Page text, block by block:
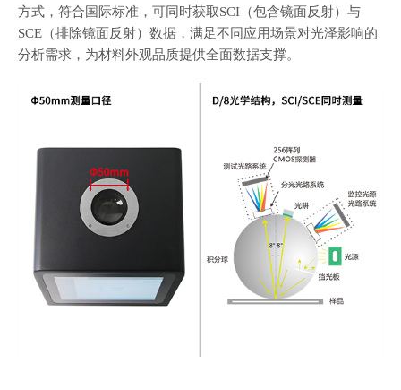
方式，符合国际标准，可同时获取SCI（包含镜面反射）与
SCE（排除镜面反射）数据，满足不同应用场景对光泽影响的
分析需求，为材料外观品质提供全面数据支撑。